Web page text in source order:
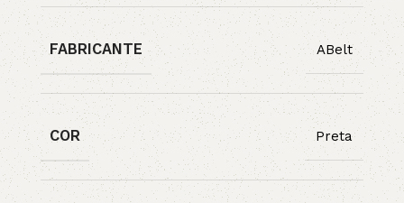
FABRICANTE ABelt
COR Preta